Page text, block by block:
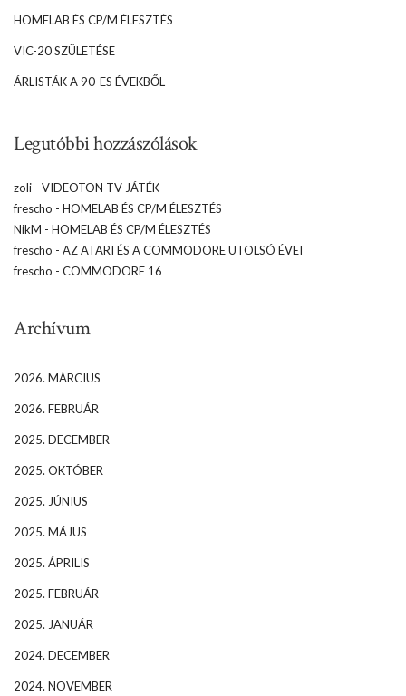
HOMELAB ÉS CP/M ÉLESZTÉS
VIC-20 SZÜLETÉSE
ÁRLISTÁK A 90-ES ÉVEKBŐL
Legutóbbi hozzászólások
zoli - VIDEOTON TV JÁTÉK
frescho - HOMELAB ÉS CP/M ÉLESZTÉS
NikM - HOMELAB ÉS CP/M ÉLESZTÉS
frescho - AZ ATARI ÉS A COMMODORE UTOLSÓ ÉVEI
frescho - COMMODORE 16
Archívum
2026. MÁRCIUS
2026. FEBRUÁR
2025. DECEMBER
2025. OKTÓBER
2025. JÚNIUS
2025. MÁJUS
2025. ÁPRILIS
2025. FEBRUÁR
2025. JANUÁR
2024. DECEMBER
2024. NOVEMBER